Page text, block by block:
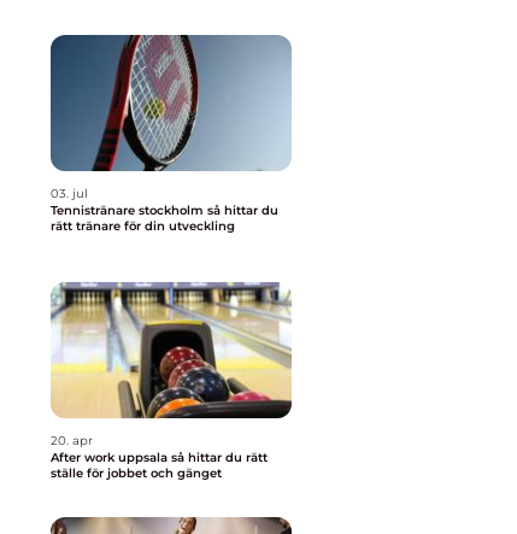
03. jul
Tennistränare stockholm så hittar du
rätt tränare för din utveckling
20. apr
After work uppsala så hittar du rätt
ställe för jobbet och gänget